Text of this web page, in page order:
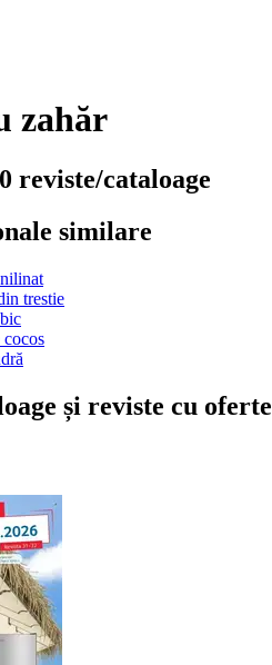
zahăr
reviste/cataloage
similare
trestie
cocos
și reviste cu oferte